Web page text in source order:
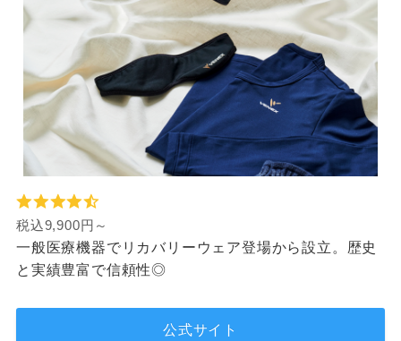
税込9,900円～
一般医療機器でリカバリーウェア登場から設立。歴史
と実績豊富で信頼性◎
公式サイト